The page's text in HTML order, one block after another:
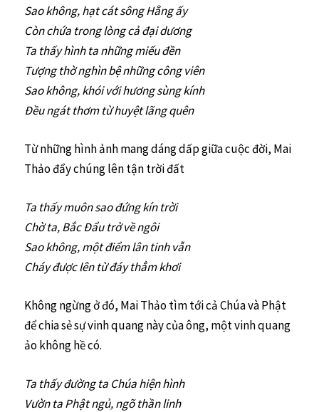
Sao không, hạt cát sông Hằng ấy
Còn chứa trong lòng cả đại dương
Ta thấy hình ta những miếu đền
Tượng thờ nghìn bệ những công viên
Sao không, khói với hương sùng kính
Đều ngát thơm từ huyệt lãng quên
Từ những hình ảnh mang dáng dấp giữa cuộc đời, Mai
Thảo đẩy chúng lên tận trời đất
Ta thấy muôn sao đứng kín trời
Chờ ta, Bắc Đẩu trở về ngôi
Sao không, một điểm lân tinh vẫn
Cháy được lên từ đáy thẳm khơi
Không ngừng ở đó, Mai Thảo tìm tới cả Chúa và Phật
để chia sẻ sự vinh quang này của ông, một vinh quang
ảo không hề có.
Ta thấy đường ta Chúa hiện hình
Vườn ta Phật ngủ, ngõ thần linh